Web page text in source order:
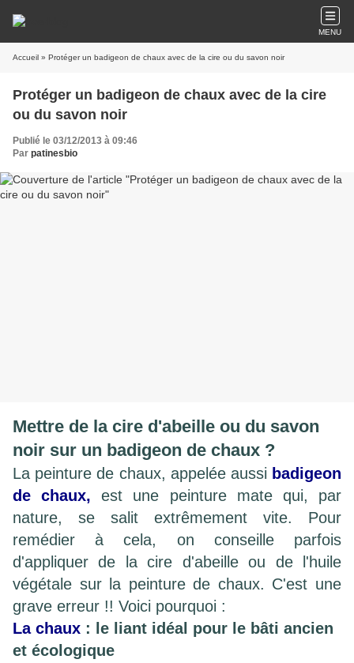
MENU
Accueil » Protéger un badigeon de chaux avec de la cire ou du savon noir
Protéger un badigeon de chaux avec de la cire
ou du savon noir
Publié le 03/12/2013 à 09:46
Par patinesbio
Mettre de la cire d'abeille ou du savon
noir sur un badigeon de chaux ?
La peinture de chaux, appelée aussi badigeon
de chaux, est une peinture mate qui, par
nature, se salit extrêmement vite. Pour
remédier à cela, on conseille parfois
d'appliquer de la cire d'abeille ou de l'huile
végétale sur la peinture de chaux. C'est une
grave erreur !! Voici pourquoi :
La chaux : le liant idéal pour le bâti ancien
et écologique